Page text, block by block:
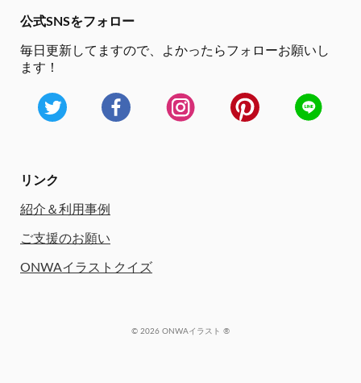
公式SNSをフォロー
毎日更新してますので、
よかったらフォローお願いし
ます！
リンク
紹介＆利用事例
ご支援のお願い
ONWAイラストクイズ
© 2026 ONWAイラスト ®